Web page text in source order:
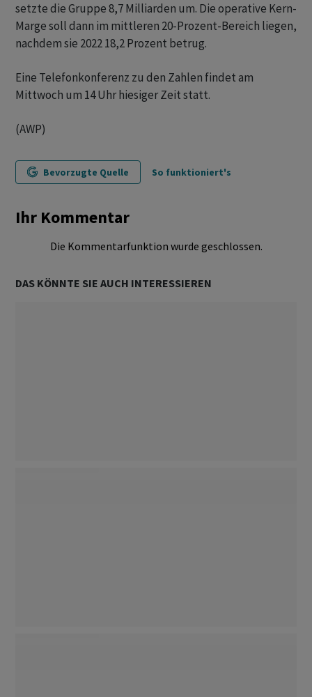
setzte die Gruppe 8,7 Milliarden um. Die operative Kern-
Marge soll dann im mittleren 20-Prozent-Bereich liegen,
nachdem sie 2022 18,2 Prozent betrug.
Eine Telefonkonferenz zu den Zahlen findet am
Mittwoch um 14 Uhr hiesiger Zeit statt.
(AWP)
Bevorzugte Quelle So funktioniert's
Ihr Kommentar
Die Kommentarfunktion wurde geschlossen.
DAS KÖNNTE SIE AUCH INTERESSIEREN